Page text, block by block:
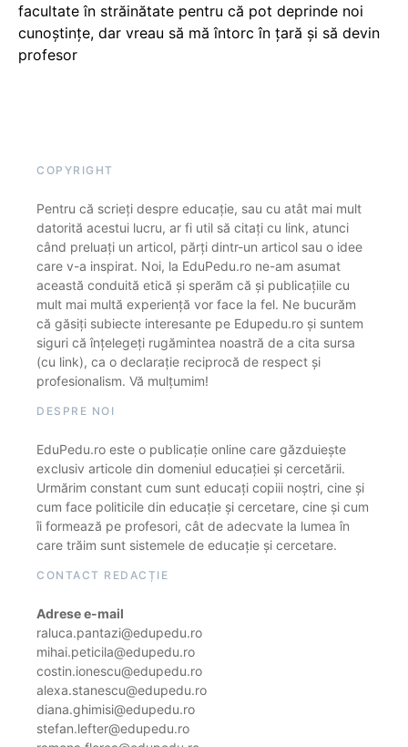
facultate în străinătate pentru că pot deprinde noi
cunoștințe, dar vreau să mă întorc în țară și să devin
profesor
COPYRIGHT
Pentru că scrieți despre educație, sau cu atât mai mult
datorită acestui lucru, ar fi util să citați cu link, atunci
când preluați un articol, părți dintr-un articol sau o idee
care v-a inspirat. Noi, la EduPedu.ro ne-am asumat
această conduită etică și sperăm că și publicațiile cu
mult mai multă experiență vor face la fel. Ne bucurăm
că găsiți subiecte interesante pe Edupedu.ro și suntem
siguri că înțelegeți rugămintea noastră de a cita sursa
(cu link), ca o declarație reciprocă de respect și
profesionalism. Vă mulțumim!
DESPRE NOI
EduPedu.ro este o publicație online care găzduiește
exclusiv articole din domeniul educației și cercetării.
Urmărim constant cum sunt educați copiii noștri, cine și
cum face politicile din educație și cercetare, cine și cum
îi formează pe profesori, cât de adecvate la lumea în
care trăim sunt sistemele de educație și cercetare.
CONTACT REDACȚIE
Adrese e-mail
raluca.pantazi@edupedu.ro
mihai.peticila@edupedu.ro
costin.ionescu@edupedu.ro
alexa.stanescu@edupedu.ro
diana.ghimisi@edupedu.ro
stefan.lefter@edupedu.ro